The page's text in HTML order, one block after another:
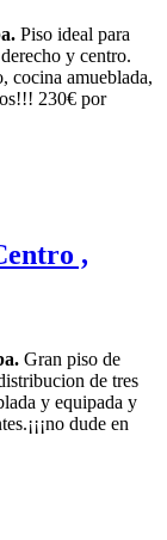
Piso ideal para
y centro.
cocina amueblada,
230€ por
,
Gran piso de
de tres
y equipada y
dude en